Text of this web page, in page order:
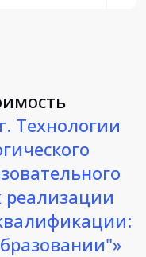
Технологии
реализации